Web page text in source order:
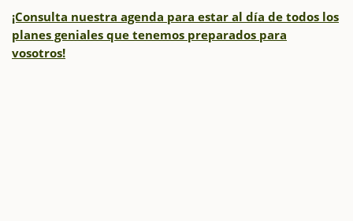
¡Consulta nuestra agenda para estar al día de todos los
planes geniales que tenemos preparados para
vosotros!